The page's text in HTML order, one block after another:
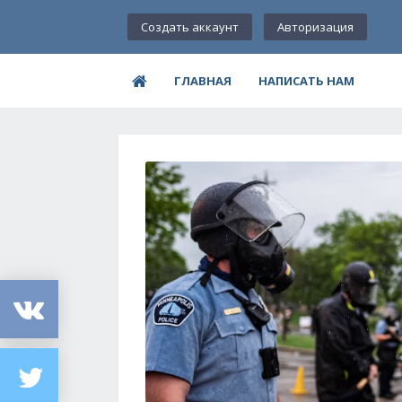
Создать аккаунт Авторизация
ГЛАВНАЯ НАПИСАТЬ НАМ